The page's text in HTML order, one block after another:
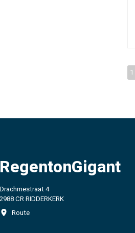
1
RegentonGigant
Drachmestraat 4
2988 CR RIDDERKERK
Route